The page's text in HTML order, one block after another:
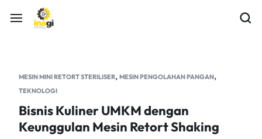
MESIN MINI RETORT STERILISER, MESIN PENGOLAHAN PANGAN,
TEKNOLOGI
Bisnis Kuliner UMKM dengan
Keunggulan Mesin Retort Shaking